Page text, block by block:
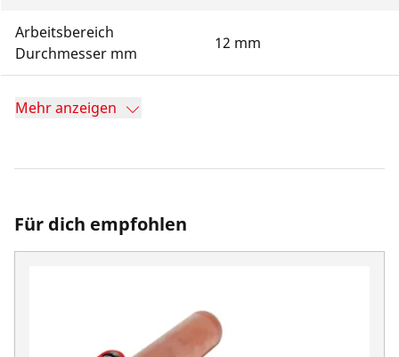
Arbeitsbereich
Durchmesser mm
12 mm
Mehr anzeigen
Für dich empfohlen